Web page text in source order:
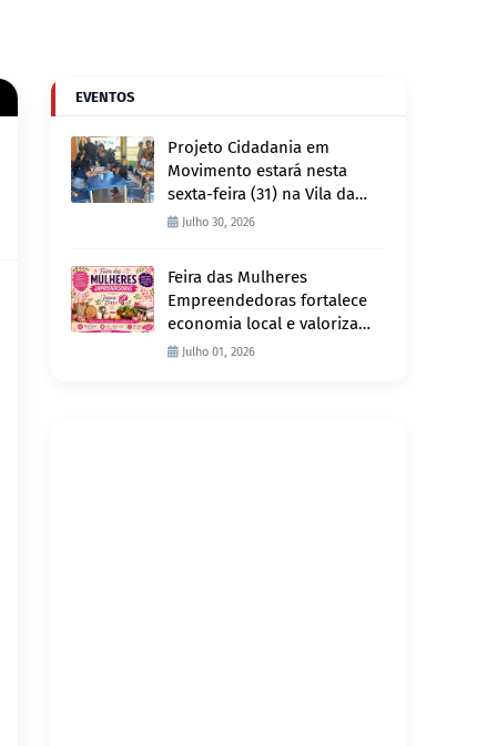
EVENTOS
Projeto Cidadania em
Movimento estará nesta
sexta-feira (31) na Vila da
Penha e sábado (1º) em
Julho 30, 2026
Feira das Mulheres
Empreendedoras fortalece
economia local e valoriza
produção feminina no
Julho 01, 2026